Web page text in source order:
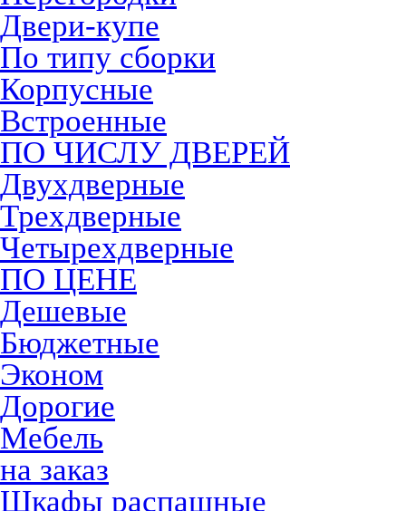
Двери-купе
По типу сборки
Корпусные
Встроенные
ПО ЧИСЛУ ДВЕРЕЙ
Двухдверные
Трехдверные
Четырехдверные
ПО ЦЕНЕ
Дешевые
Бюджетные
Эконом
Дорогие
Мебель
на заказ
Шкафы распашные